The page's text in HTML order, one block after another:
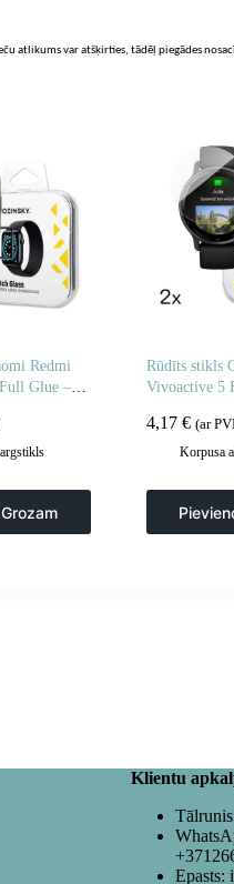
atlikums var atšķirties, tādēļ piegādes
Redmi
Glue – 2
Rūdīts stikls
Vivoactive 5
4,17 € (ar
Korpusa
Klientu
Epasts: